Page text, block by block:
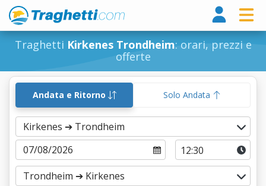
Traghetti Kirkenes Trondheim: orari, prezzi e
offerte
Andata e Ritorno Solo Andata